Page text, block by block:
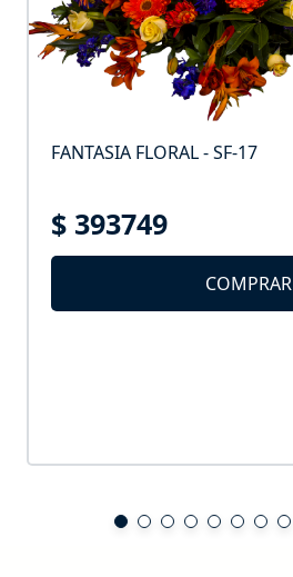
FANTASIA FLORAL - SF-17
$ 393749
COMPRAR